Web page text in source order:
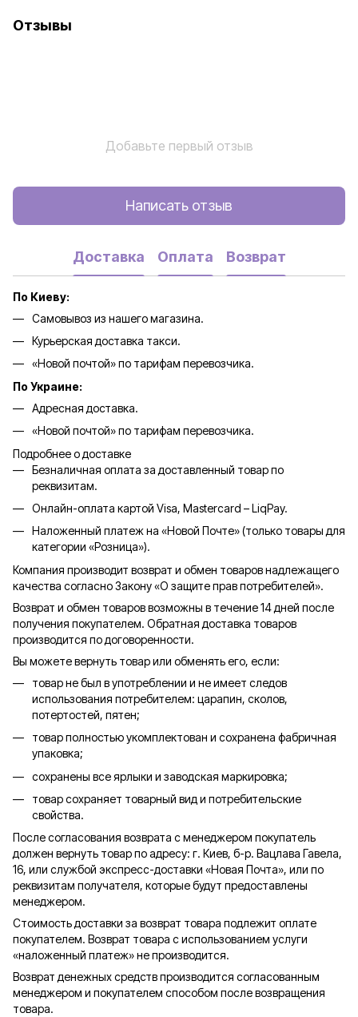
Отзывы
Добавьте первый отзыв
Написать отзыв
Доставка Оплата Возврат
По Киеву:
Самовывоз из нашего магазина.
Курьерская доставка такси.
«Новой почтой» по тарифам перевозчика.
По Украине:
Адресная доставка.
«Новой почтой» по тарифам перевозчика.
Подробнее о доставке
Безналичная оплата за доставленный товар по
реквизитам.
Онлайн-оплата картой Visa, Mastercard – LiqPay.
Наложенный платеж на «Новой Почте» (только товары для
категории «Розница»).
Компания производит возврат и обмен товаров надлежащего
качества согласно Закону «О защите прав потребителей».
Возврат и обмен товаров возможны в течение 14 дней после
получения покупателем. Обратная доставка товаров
производится по договоренности.
Вы можете вернуть товар или обменять его, если:
товар не был в употреблении и не имеет следов
использования потребителем: царапин, сколов,
потертостей, пятен;
товар полностью укомплектован и сохранена фабричная
упаковка;
сохранены все ярлыки и заводская маркировка;
товар сохраняет товарный вид и потребительские
свойства.
После согласования возврата с менеджером покупатель
должен вернуть товар по адресу: г. Киев, б-р. Вацлава Гавела,
16, или службой экспресс-доставки «Новая Почта», или по
реквизитам получателя, которые будут предоставлены
менеджером.
Стоимость доставки за возврат товара подлежит оплате
покупателем. Возврат товара с использованием услуги
«наложенный платеж» не производится.
Возврат денежных средств производится согласованным
менеджером и покупателем способом после возвращения
товара.